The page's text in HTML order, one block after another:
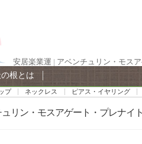
安居楽業運 | アベンチュリン・モス
根とは
プ ネックレス ピアス・イヤリング
ュリン・モスアゲート・プレナ